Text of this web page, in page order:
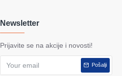
Newsletter
Prijavite se na akcije i novosti!
Pošalji